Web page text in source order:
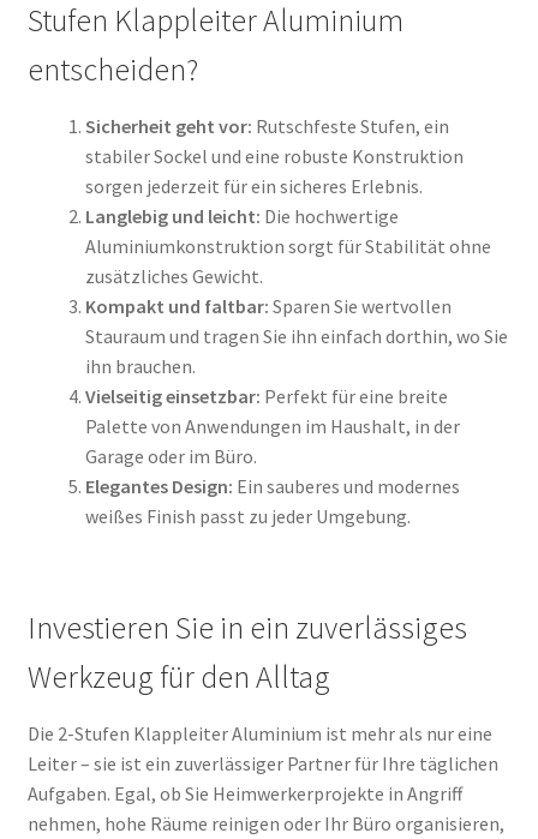
Stufen Klappleiter Aluminium
entscheiden?
Sicherheit geht vor: Rutschfeste Stufen, ein
stabiler Sockel und eine robuste Konstruktion
sorgen jederzeit für ein sicheres Erlebnis.
Langlebig und leicht: Die hochwertige
Aluminiumkonstruktion sorgt für Stabilität ohne
zusätzliches Gewicht.
Kompakt und faltbar: Sparen Sie wertvollen
Stauraum und tragen Sie ihn einfach dorthin, wo Sie
ihn brauchen.
Vielseitig einsetzbar: Perfekt für eine breite
Palette von Anwendungen im Haushalt, in der
Garage oder im Büro.
Elegantes Design: Ein sauberes und modernes
weißes Finish passt zu jeder Umgebung.
Investieren Sie in ein zuverlässiges
Werkzeug für den Alltag
Die 2-Stufen Klappleiter Aluminium ist mehr als nur eine
Leiter – sie ist ein zuverlässiger Partner für Ihre täglichen
Aufgaben. Egal, ob Sie Heimwerkerprojekte in Angriff
nehmen, hohe Räume reinigen oder Ihr Büro organisieren,